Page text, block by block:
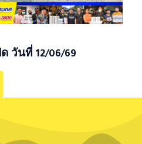
วันที่ 12/06/69